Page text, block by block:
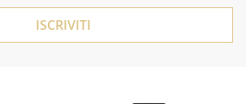
ISCRIVITI